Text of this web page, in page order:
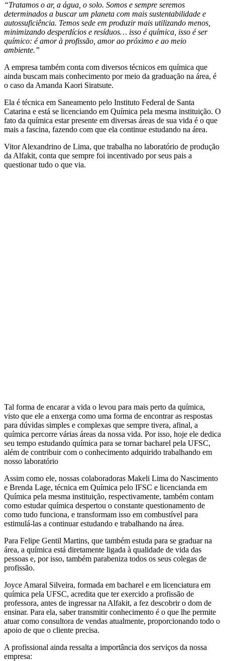
“Tratamos o ar, a água, o solo. Somos e sempre seremos
determinados a buscar um planeta com mais sustentabilidade e
autossuficiência. Temos sede em produzir mais utilizando menos,
minimizando desperdícios e resíduos… isso é química, isso é ser
químico: é amor à profissão, amor ao próximo e ao meio
ambiente.”
A empresa também conta com diversos técnicos em química que
ainda buscam mais conhecimento por meio da graduação na área, é
o caso da Amanda Kaori Siratsute.
Ela é técnica em Saneamento pelo Instituto Federal de Santa
Catarina e está se licenciando em Química pela mesma instituição. O
fato da química estar presente em diversas áreas de sua vida é o que
mais a fascina, fazendo com que ela continue estudando na área.
Vitor Alexandrino de Lima, que trabalha no laboratório de produção
da Alfakit, conta que sempre foi incentivado por seus pais a
questionar tudo o que via.
Tal forma de encarar a vida o levou para mais perto da química,
visto que ele a enxerga como uma forma de encontrar as respostas
para dúvidas simples e complexas que sempre tivera, afinal, a
química percorre várias áreas da nossa vida. Por isso, hoje ele dedica
seu tempo estudando química para se tornar bacharel pela UFSC,
além de contribuir com o conhecimento adquirido trabalhando em
nosso laboratório
Assim como ele, nossas colaboradoras Makeli Lima do Nascimento
e Brenda Lage, técnica em Química pelo IFSC e licencianda em
Química pela mesma instituição, respectivamente, também contam
como estudar química despertou o constante questionamento de
como tudo funciona, e transformam isso em combustível para
estimulá-las a continuar estudando e trabalhando na área.
Para Felipe Gentil Martins, que também estuda para se graduar na
área, a química está diretamente ligada à qualidade de vida das
pessoas e, por isso, também parabeniza todos os seus colegas de
profissão.
Joyce Amaral Silveira, formada em bacharel e em licenciatura em
química pela UFSC, acredita que ter exercido a profissão de
professora, antes de ingressar na Alfakit, a fez descobrir o dom de
ensinar. Para ela, saber transmitir conhecimento é o que lhe permite
atuar como consultora de vendas atualmente, proporcionando todo o
apoio de que o cliente precisa.
A profissional ainda ressalta a importância dos serviços da nossa
empresa: